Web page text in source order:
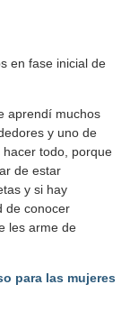
en fase inicial de
aprendí muchos
y uno de
todo, porque
de estar
y si hay
de conocer
les arme de
para las mujeres